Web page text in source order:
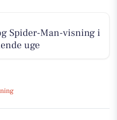
Spider-Man-visning i
uge